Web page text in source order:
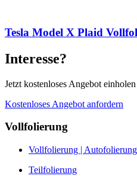
Tesla Model X Plaid
Interesse?
Jetzt kostenloses Angebot einholen
Kostenloses Angebot anfordern
Vollfolierung
Vollfolierung | Autofolierung
Teilfolierung